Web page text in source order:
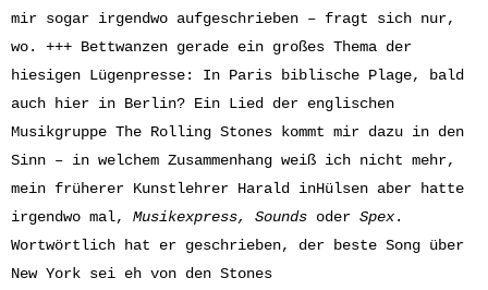
mir sogar irgendwo aufgeschrieben – fragt sich nur,
wo. +++ Bettwanzen gerade ein großes Thema der
hiesigen Lügenpresse: In Paris biblische Plage, bald
auch hier in Berlin? Ein Lied der englischen
Musikgruppe The Rolling Stones kommt mir dazu in den
Sinn – in welchem Zusammenhang weiß ich nicht mehr,
mein früherer Kunstlehrer Harald inHülsen aber hatte
irgendwo mal, Musikexpress, Sounds oder Spex.
Wortwörtlich hat er geschrieben, der beste Song über
New York sei eh von den Stones